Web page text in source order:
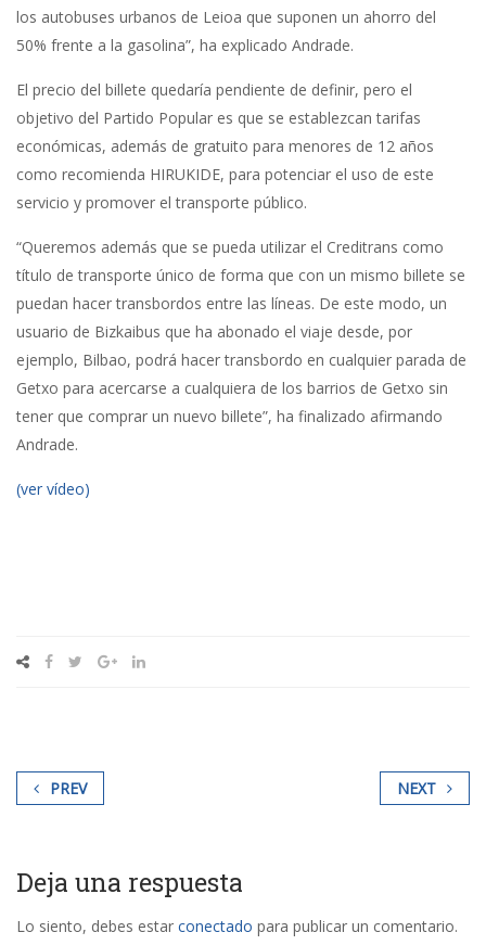
los autobuses urbanos de Leioa que suponen un ahorro del
50% frente a la gasolina”, ha explicado Andrade.
El precio del billete quedaría pendiente de definir, pero el
objetivo del Partido Popular es que se establezcan tarifas
económicas, además de gratuito para menores de 12 años
como recomienda HIRUKIDE, para potenciar el uso de este
servicio y promover el transporte público.
“Queremos además que se pueda utilizar el Creditrans como
título de transporte único de forma que con un mismo billete se
puedan hacer transbordos entre las líneas. De este modo, un
usuario de Bizkaibus que ha abonado el viaje desde, por
ejemplo, Bilbao, podrá hacer transbordo en cualquier parada de
Getxo para acercarse a cualquiera de los barrios de Getxo sin
tener que comprar un nuevo billete”, ha finalizado afirmando
Andrade.
(ver vídeo)
PREV NEXT
Deja una respuesta
Lo siento, debes estar conectado para publicar un comentario.